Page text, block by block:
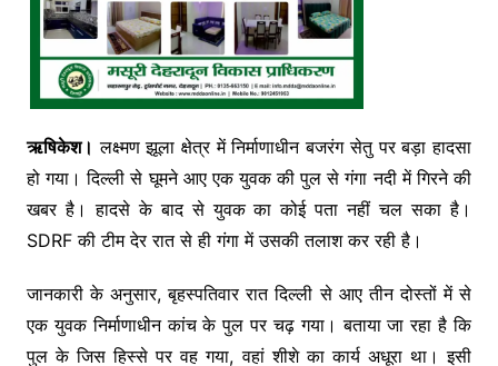
ऋषिकेश। लक्ष्मण झूला क्षेत्र में निर्माणाधीन बजरंग सेतु पर बड़ा हादसा
हो गया। दिल्ली से घूमने आए एक युवक की पुल से गंगा नदी में गिरने की
खबर है। हादसे के बाद से युवक का कोई पता नहीं चल सका है।
SDRF की टीम देर रात से ही गंगा में उसकी तलाश कर रही है।
जानकारी के अनुसार, बृहस्पतिवार रात दिल्ली से आए तीन दोस्तों में से
एक युवक निर्माणाधीन कांच के पुल पर चढ़ गया। बताया जा रहा है कि
पुल के जिस हिस्से पर वह गया, वहां शीशे का कार्य अधूरा था। इसी